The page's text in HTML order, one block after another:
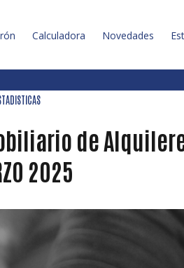
Calculadora Novedades
de
2025